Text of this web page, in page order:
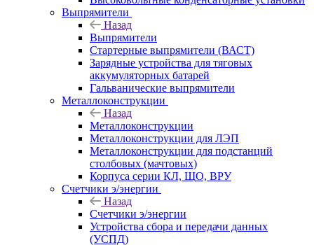
Выпрямители
Назад
Выпрямители
Стартерные выпрямители (ВАСТ)
Зарядные устройства для тяговых
аккумуляторных батарей
Гальванические выпрямители
Металлоконструкции
Назад
Металлоконструкции
Металлоконструкции для ЛЭП
Металлоконструкции для подстанций
столбовых (мачтовых)
Корпуса серии КЛ, ЩО, ВРУ
Счетчики э/энергии
Назад
Счетчики э/энергии
Устройства сбора и передачи данных
(УСПД)